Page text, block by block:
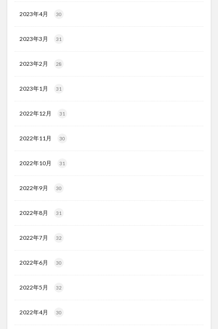
2023年4月 30
2023年3月 31
2023年2月 28
2023年1月 31
2022年12月 31
2022年11月 30
2022年10月 31
2022年9月 30
2022年8月 31
2022年7月 32
2022年6月 30
2022年5月 32
2022年4月 30